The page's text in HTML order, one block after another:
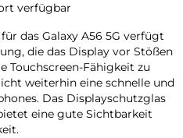
verfügbar
das Galaxy A56 5G verfügt
die das Display vor Stößen
Touchscreen-Fähigkeit zu
weiterhin eine schnelle und
Das Displayschutzglas
eine gute Sichtbarkeit